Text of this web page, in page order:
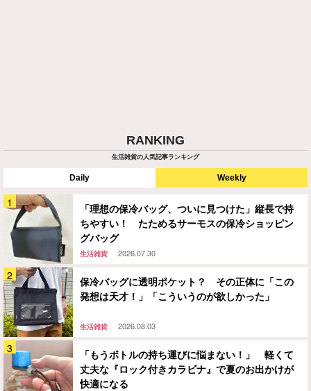
RANKING
生活雑貨の人気記事ランキング
Daily Weekly
「理想の保冷バッグ、ついに見つけた」縦長で持
ちやすい！ たためるサーモスの保冷ショッピン
グバッグ
生活雑貨 2026.07.30
保冷バッグに透明ポケット？ その正体に「この
発想は天才！」「こういうのが欲しかった」
生活雑貨 2026.08.03
「もうボトルの持ち運びに悩まない！」 軽くて
丈夫な『ロック付きカラビナ』で夏のお出かけが
快適になる